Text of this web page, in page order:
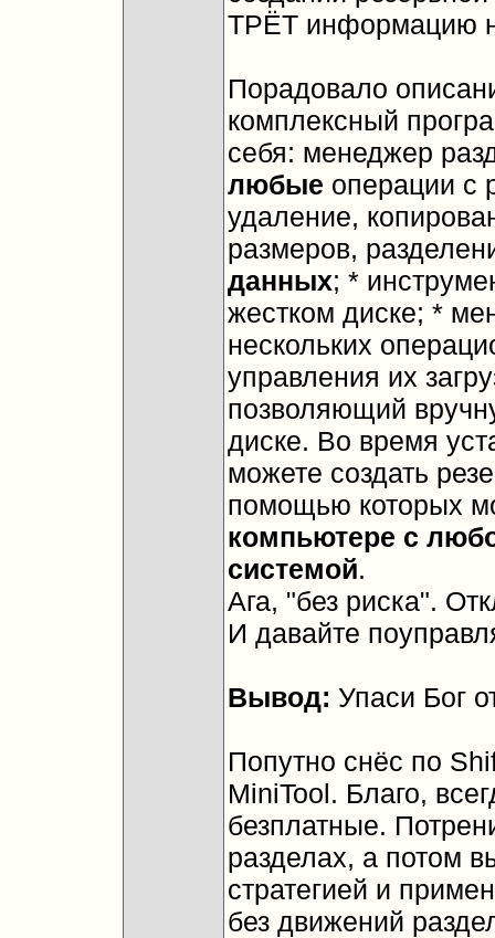
ТРЁТ информацию
Порадовало
комплексный
себя: менеджер
любые операции с
удаление,
размеров,
данных; *
жестком диске; *
нескольких
управления их
позволяющий
диске. Во время
можете создать
помощью которых
компьютере с
системой.
Ага, "без риска".
И давайте
Вывод: Упаси Бог
Попутно снёс по
MiniTool. Благо,
безплатные.
разделах, а потом
стратегией и
без движений